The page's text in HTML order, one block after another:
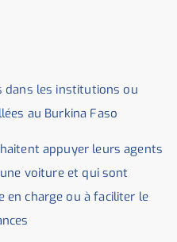
dans les institutions ou
au Burkina Faso
appuyer leurs agents
voiture et qui sont
en charge ou à faciliter le